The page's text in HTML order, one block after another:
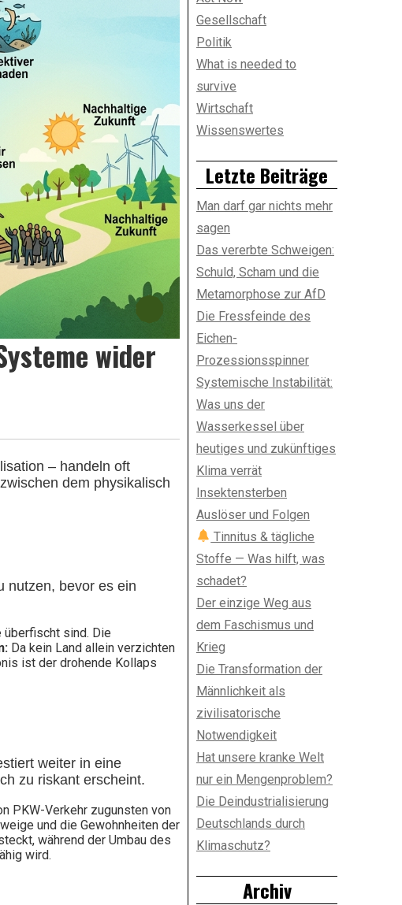
wider
– handeln oft
dem physikalisch
nutzen, bevor es ein
sind. Die
Da kein Land allein verzichten
ist der drohende Kollaps
weiter in eine
zu riskant erscheint.
PKW-Verkehr zugunsten von
und die Gewohnheiten der
während der Umbau des
wird.
Gesellschaft
Politik
What is needed to
survive
Wirtschaft
Wissenswertes
Letzte Beiträge
Man darf gar nichts mehr
sagen
Das vererbte Schweigen:
Schuld, Scham und die
Metamorphose zur AfD
Die Fressfeinde des
Eichen-
Prozessionsspinner
Systemische Instabilität:
Was uns der
Wasserkessel über
heutiges und zukünftiges
Klima verrät
Insektensterben
Auslöser und Folgen
Tinnitus & tägliche
Stoffe — Was hilft, was
schadet?
Der einzige Weg aus
dem Faschismus und
Krieg
Die Transformation der
Männlichkeit als
zivilisatorische
Notwendigkeit
Hat unsere kranke Welt
nur ein Mengenproblem?
Die Deindustrialisierung
Deutschlands durch
Klimaschutz?
Archiv